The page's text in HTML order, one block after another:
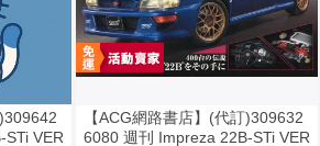
VER
【ACG網路書店】(代訂)309632
6080 週刊 Impreza 22B-STi VER